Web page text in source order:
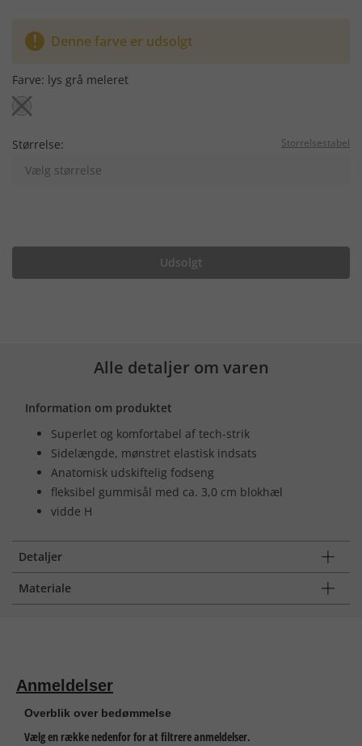
Denne farve er udsolgt
Farve: lys grå meleret
Størrelse: Storrelsestabel
Vælg størrelse
Udsolgt
Alle detaljer om varen
Information om produktet
Superlet og komfortabel af tech-strik
Sidelængde, mønstret elastisk indsats
Anatomisk udskiftelig fodseng
fleksibel gummisål med ca. 3,0 cm blokhæl
vidde H
Detaljer
Materiale